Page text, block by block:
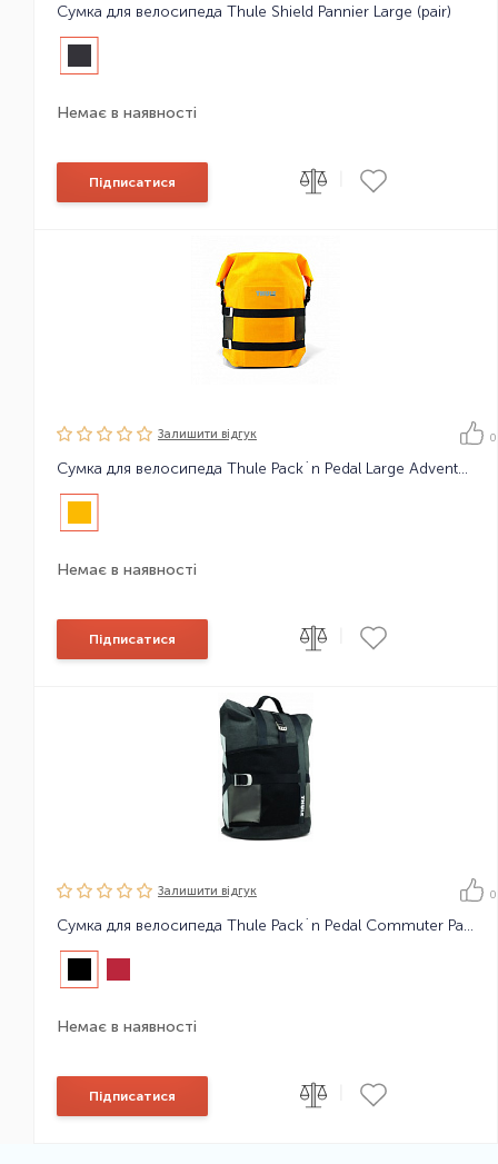
Сумка для велосипеда Thule Shield Pannier Large (pair)
Немає в наявності
Підписатися
Залишити вiдгук 0
Сумка для велосипеда Thule Pack´n Pedal Large Adventure Touring Pannier
Немає в наявності
Підписатися
Залишити вiдгук 0
Сумка для велосипеда Thule Pack´n Pedal Commuter Pannier 18 L
Немає в наявності
Підписатися